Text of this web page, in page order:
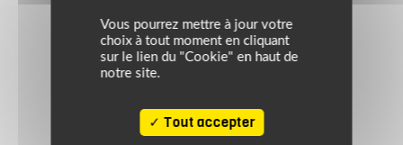
Vous pourrez mettre à jour votre
choix à tout moment en cliquant
sur le lien du "Cookie" en haut de
notre site.
Tout accepter